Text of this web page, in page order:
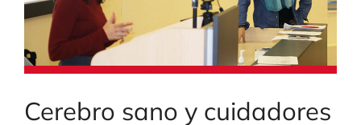
Cerebro sano y cuidadores